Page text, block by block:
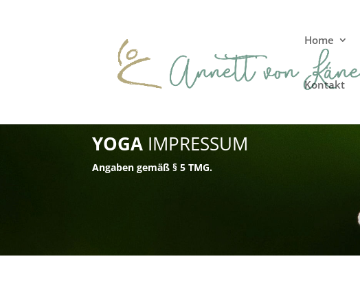
Home
Kontakt
YOGA IMPRESSUM
Angaben gemäß § 5 TMG.